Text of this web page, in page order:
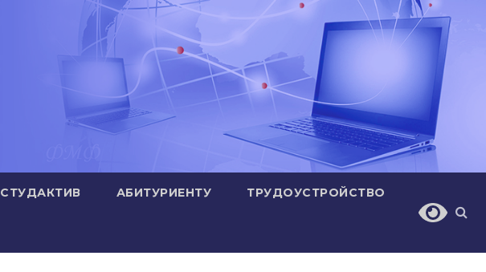
СТУДАКТИВ АБИТУРИЕНТУ ТРУДОУСТРОЙСТВО